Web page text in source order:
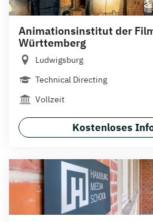
Animationsinstitut der
Württemberg
Ludwigsburg
Technical Directing
Vollzeit
Kostenloses